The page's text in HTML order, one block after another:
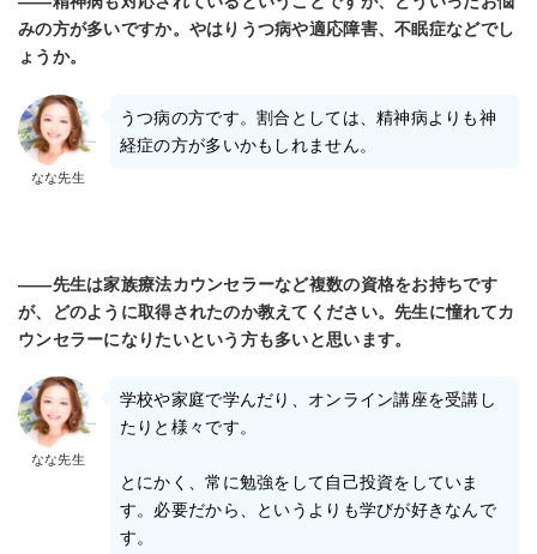
みの方が多いですか。やはりうつ病や適応障害、不眠症などでし
ょうか。
なな先生
うつ病の方です。割合としては、精神病よりも神
経症の方が多いかもしれません。
――先生は家族療法カウンセラーなど複数の資格をお持ちです
が、どのように取得されたのか教えてください。先生に憧れてカ
ウンセラーになりたいという方も多いと思います。
なな先生
学校や家庭で学んだり、オンライン講座を受講し
たりと様々です。
とにかく、常に勉強をして自己投資をしていま
す。必要だから、というよりも学びが好きなんで
す。